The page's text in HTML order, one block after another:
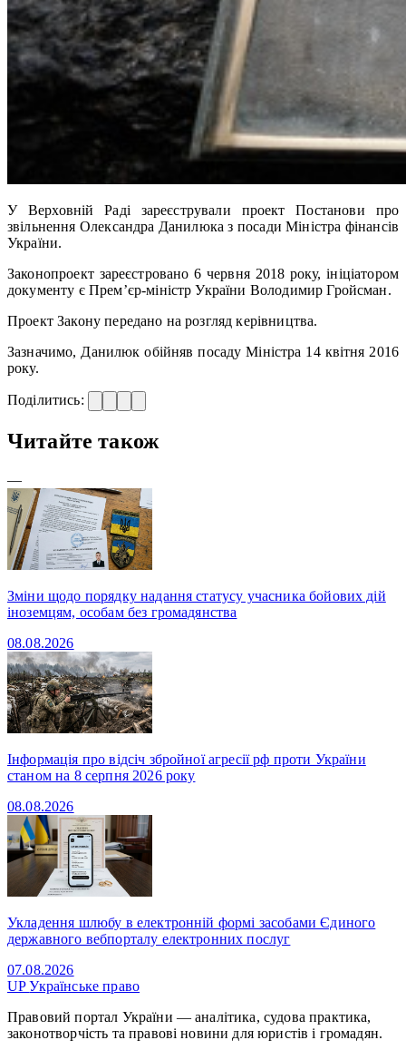
У Верховній Раді зареєстрували проект Постанови про
звільнення Олександра Данилюка з посади Міністра фінансів
України.
Законопроект зареєстровано 6 червня 2018 року, ініціатором
документу є Прем’єр-міністр України Володимир Гройсман.
Проект Закону передано на розгляд керівництва.
Зазначимо, Данилюк обійняв посаду Міністра 14 квітня 2016
року.
Поділитись:
Читайте також
—
Зміни щодо порядку надання статусу учасника бойових дій
іноземцям, особам без громадянства
08.08.2026
Інформація про відсіч збройної агресії рф проти України
станом на 8 серпня 2026 року
08.08.2026
Укладення шлюбу в електронній формі засобами Єдиного
державного вебпорталу електронних послуг
07.08.2026
UPУкраїнське право
Правовий портал України — аналітика, судова практика,
законотворчість та правові новини для юристів і громадян.